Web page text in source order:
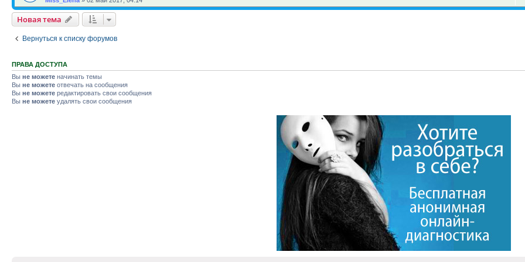
Новая тема
Вернуться к списку форумов
ПРАВА ДОСТУПА
Вы не можете начинать темы
Вы не можете отвечать на сообщения
Вы не можете редактировать свои сообщения
Вы не можете удалять свои сообщения